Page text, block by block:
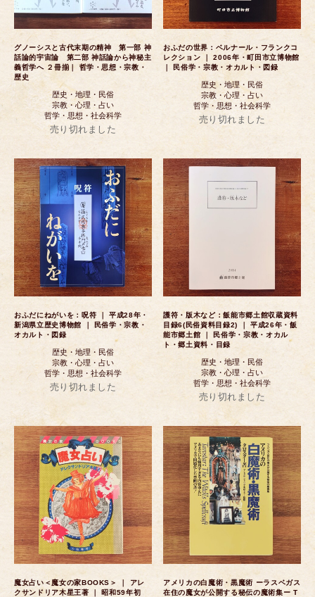
グノーシスと古代末期の精神 第一部 神
話論的宇宙論 第二部 神話論から神秘主
義哲学へ ２冊揃｜ 哲学・思想・宗教・
歴史
歴史・地理・民俗
宗教・心理・占い
哲学・思想・社会科学
売り切れました
おふだの世界：ベルナール・フランクコ
レクション ｜ 2006年・町田市立博物館
｜ 民俗学・宗教・オカルト・図録
歴史・地理・民俗
宗教・心理・占い
哲学・思想・社会科学
売り切れました
おふだにねがいを：呪符 ｜ 平成28年・
新潟県立歴史博物館 ｜ 民俗学・宗教・
オカルト・図録
歴史・地理・民俗
宗教・心理・占い
哲学・思想・社会科学
売り切れました
護符・版木など：飯能市郷土館収蔵資料
目録6(民俗資料目録2) ｜ 平成26年・飯
能市郷土館 ｜ 民俗学・宗教・オカル
ト・郷土資料・目録
歴史・地理・民俗
宗教・心理・占い
哲学・思想・社会科学
売り切れました
魔女占い＜魔女の家BOOKS＞ ｜ アレ
クサンドリア木星王著 ｜ 昭和59年初
アメリカの白魔術・黒魔術 ーラスベガス
在住の魔女が公開する秘伝の魔術集ー T